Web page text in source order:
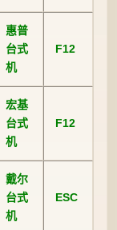
惠普
台式
机
F12
宏基
台式
机
F12
戴尔
台式
机
ESC